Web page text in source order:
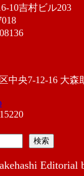
10吉村ビル203
中央7-12-16 大
検索
Editorial